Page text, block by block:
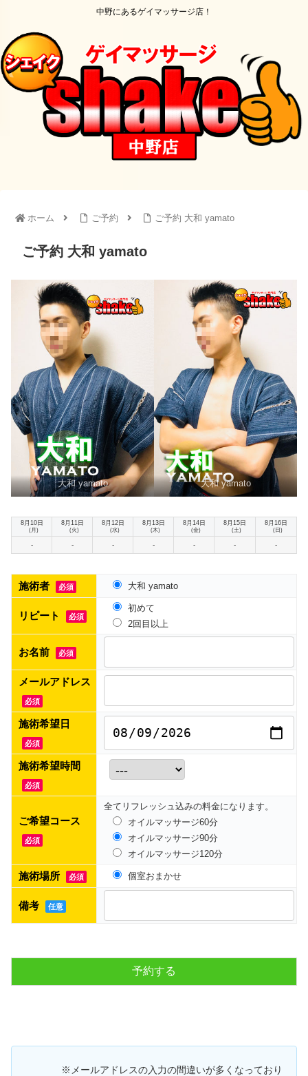
中野にあるゲイマッサージ店！
ホーム ご予約 ご予約 大和 yamato
ご予約 大和 yamato
大和 yamato 大和 yamato
8月10日
(月)
8月11日
(火)
8月12日
(水)
8月13日
(木)
8月14日
(金)
8月15日
(土)
8月16日
(日)
- - - - - - -
施術者 必須 大和 yamato
リピート 必須
初めて
2回目以上
お名前 必須
メールアドレス
必須
施術希望日
必須
施術希望時間
必須
ご希望コース
必須
全てリフレッシュ込みの料金になります。
オイルマッサージ60分
オイルマッサージ90分
オイルマッサージ120分
施術場所 必須 個室おまかせ
備考 任意
※ メールアドレスの入力の間違いが多くなっており